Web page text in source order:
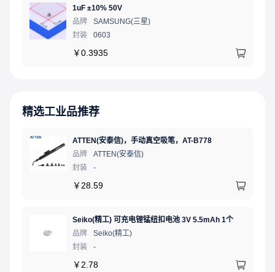
1uF ±10% 50V
品牌
SAMSUNG(三星)
封装
0603
￥0.3935
精选工业品推荐
ATTEN(安泰信)，手动真空吸笔，AT-B778
品牌
ATTEN(安泰信)
封装
-
￥ 28.59
Seiko(精工) 可充电锂锰纽扣电池 3V 5.5mAh 1个
品牌
Seiko(精工)
封装
-
￥ 2.78